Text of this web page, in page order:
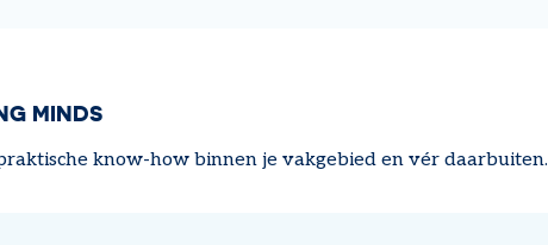
MINDS
know-how binnen je vakgebied en vér daarbuiten.